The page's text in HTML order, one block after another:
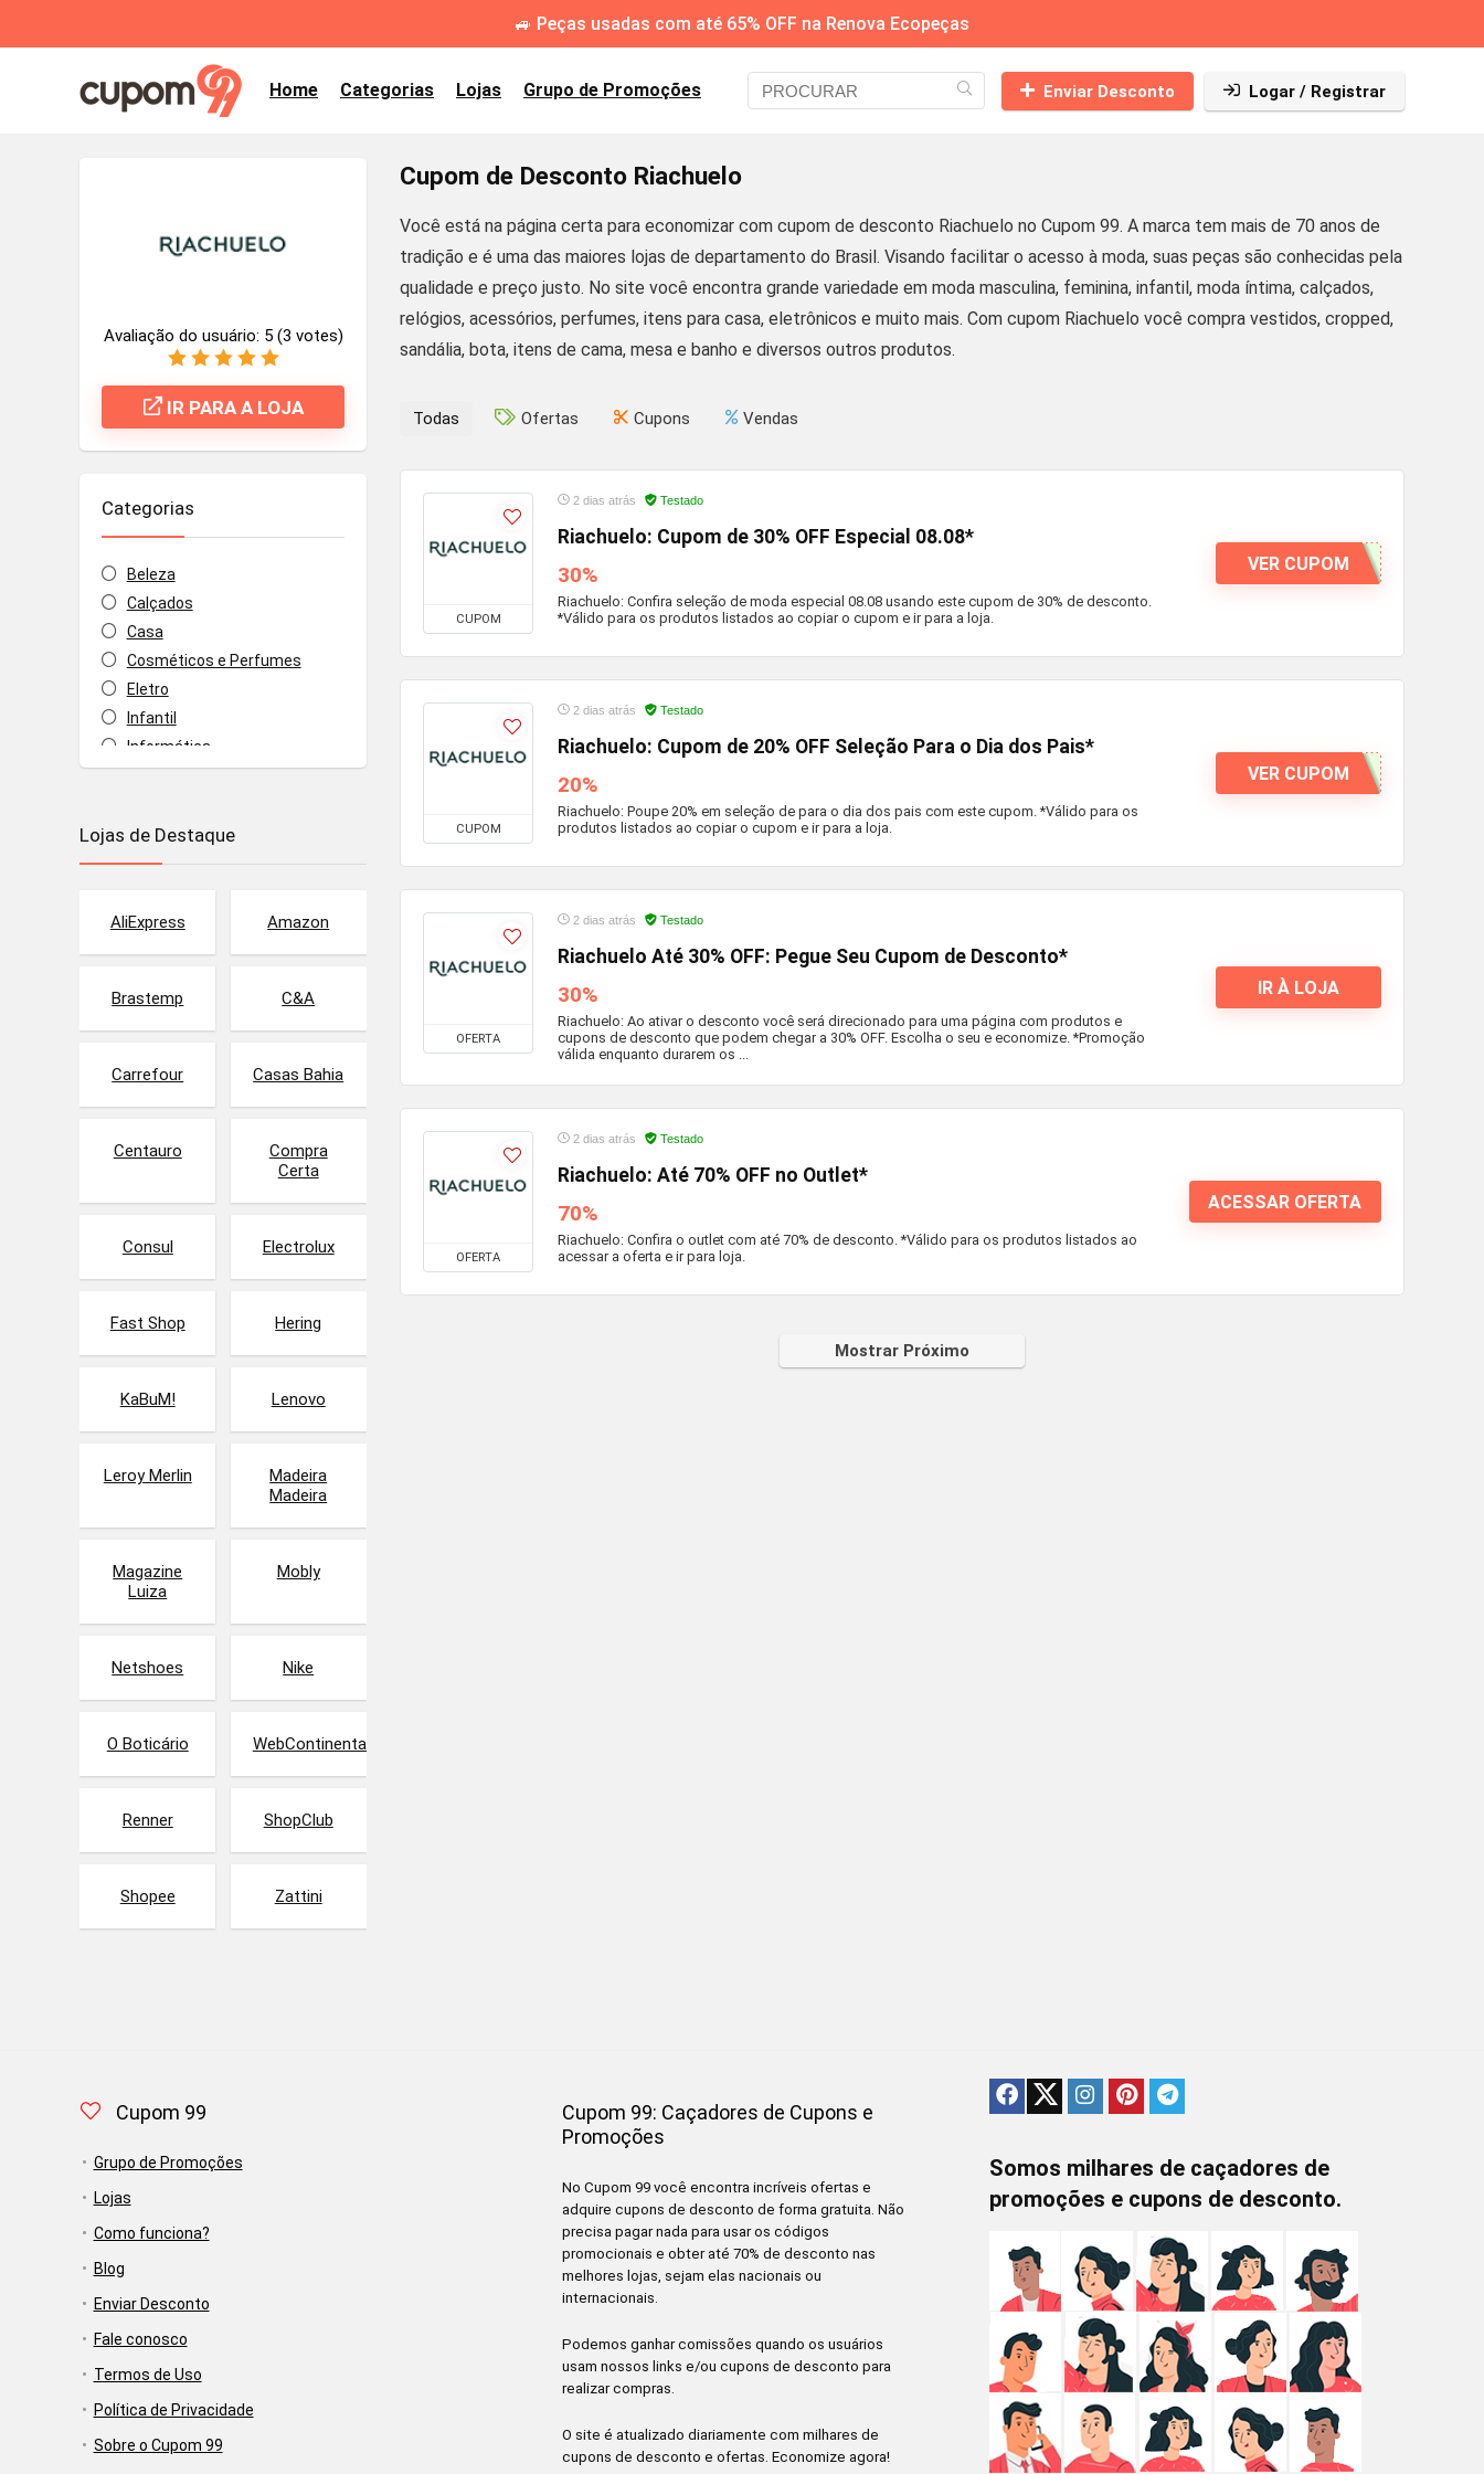
🚙 Peças usadas com até 65% OFF na Renova Ecopeças
Home Categorias Lojas Grupo de Promoções Enviar Desconto Logar / Registrar
Cupom de Desconto Riachuelo
Você está na página certa para economizar com cupom de desconto Riachuelo no Cupom 99. A marca tem mais de 70 anos de
tradição e é uma das maiores lojas de departamento do Brasil. Visando facilitar o acesso à moda, suas peças são conhecidas pela
qualidade e preço justo. No site você encontra grande variedade em moda masculina, feminina, infantil, moda íntima, calçados,
relógios, acessórios, perfumes, itens para casa, eletrônicos e muito mais. Com cupom Riachuelo você compra vestidos, cropped,
sandália, bota, itens de cama, mesa e banho e diversos outros produtos.
Avaliação do usuário: 5 (3 votes)
IR PARA A LOJA
Categorias
Beleza
Calçados
Casa
Cosméticos e Perfumes
Eletro
Infantil
Informática
Moda
Móveis e Decoração
Todas Ofertas Cupons Vendas
CUPOM
2 dias atrás Testado
Riachuelo: Cupom de 30% OFF Especial 08.08*
30%
Riachuelo: Confira seleção de moda especial 08.08 usando este cupom de 30% de desconto.
*Válido para os produtos listados ao copiar o cupom e ir para a loja.
VER CUPOM
CUPOM
2 dias atrás Testado
Riachuelo: Cupom de 20% OFF Seleção Para o Dia dos Pais*
20%
Riachuelo: Poupe 20% em seleção de para o dia dos pais com este cupom. *Válido para os
produtos listados ao copiar o cupom e ir para a loja.
VER CUPOM
OFERTA
2 dias atrás Testado
Riachuelo Até 30% OFF: Pegue Seu Cupom de Desconto*
30%
Riachuelo: Ao ativar o desconto você será direcionado para uma página com produtos e
cupons de desconto que podem chegar a 30% OFF. Escolha o seu e economize. *Promoção
válida enquanto durarem os ...
IR À LOJA
OFERTA
2 dias atrás Testado
Riachuelo: Até 70% OFF no Outlet*
70%
Riachuelo: Confira o outlet com até 70% de desconto. *Válido para os produtos listados ao
acessar a oferta e ir para loja.
ACESSAR OFERTA
Mostrar Próximo
Lojas de Destaque
AliExpress Amazon
Brastemp C&A
Carrefour Casas Bahia
Centauro
Compra
Certa
Consul Electrolux
Fast Shop Hering
KaBuM! Lenovo
Leroy Merlin
Madeira
Madeira
Magazine
Luiza
Mobly
Netshoes Nike
O Boticário WebContinental
Renner ShopClub
Shopee Zattini
Cupom 99
Grupo de Promoções
Lojas
Como funciona?
Blog
Enviar Desconto
Fale conosco
Termos de Uso
Política de Privacidade
Sobre o Cupom 99
Cupom 99: Caçadores de Cupons e
Promoções
No Cupom 99 você encontra incríveis ofertas e
adquire cupons de desconto de forma gratuita. Não
precisa pagar nada para usar os códigos
promocionais e obter até 70% de desconto nas
melhores lojas, sejam elas nacionais ou
internacionais.
Podemos ganhar comissões quando os usuários
usam nossos links e/ou cupons de desconto para
realizar compras.
O site é atualizado diariamente com milhares de
cupons de desconto e ofertas. Economize agora!
Somos milhares de caçadores de
promoções e cupons de desconto.